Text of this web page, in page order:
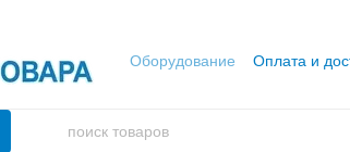
контенту
Оборудование Оплата и